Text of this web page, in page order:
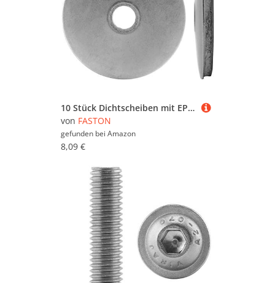
10 Stück Dichtscheiben mit EPDM 6,2x16 für M6 Schrauben Edelstahl A2 V2A Neopren Dichtung Unterlegscheiben Dichtscheibe für Spenglerschrauben FASTON
von FASTON
gefunden bei Amazon
8,09 €